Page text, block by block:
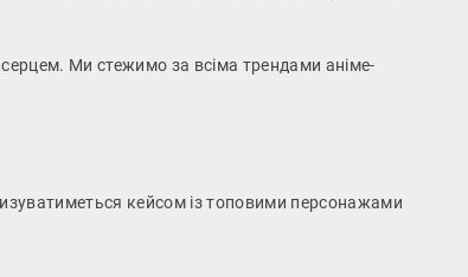
серцем. Ми стежимо за всіма трендами аніме-
кейсом із топовими персонажами